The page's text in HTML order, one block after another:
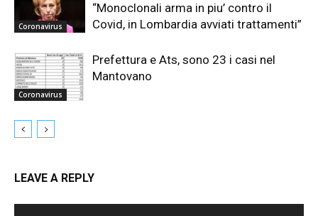
Coronavirus
“Monoclonali arma in piu’ contro il
Covid, in Lombardia avviati trattamenti”
Coronavirus
Prefettura e Ats, sono 23 i casi nel
Mantovano
LEAVE A REPLY